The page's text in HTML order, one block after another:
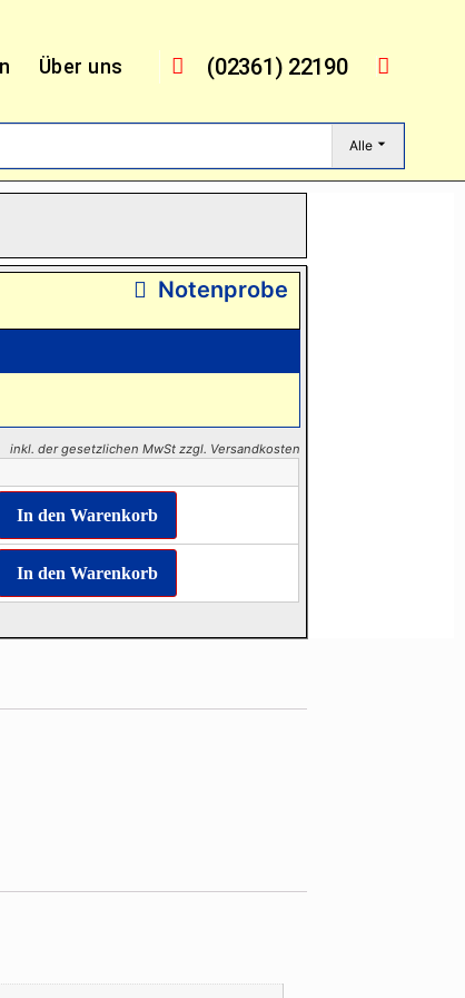
Über uns (02361) 22190
Alle
Notenprobe
inkl. der gesetzlichen MwSt zzgl. Versandkosten